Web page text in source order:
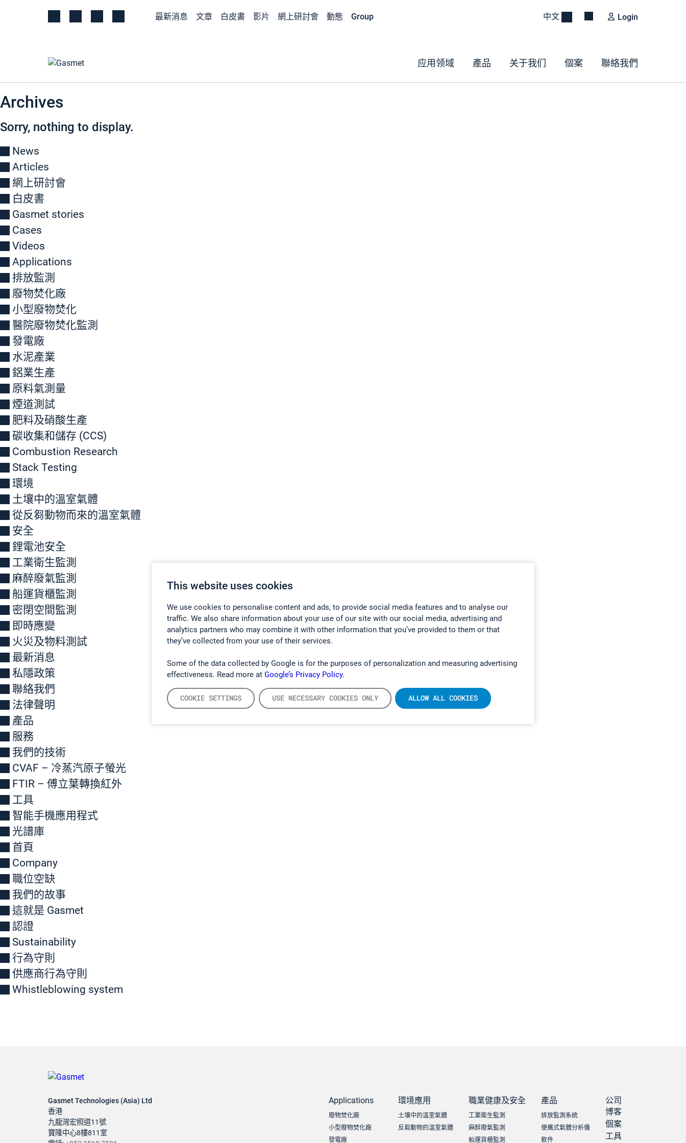
This website uses cookies
We use cookies to personalise content and ads, to provide social media features and to analyse our
traffic. We also share information about your use of our site with our social media, advertising and
analytics partners who may combine it with other information that you’ve provided to them or that
they’ve collected from your use of their services.
Some of the data collected by Google is for the purposes of personalization and measuring advertising
effectiveness. Read more at Google’s Privacy Policy.
COOKIE SETTINGS USE NECESSARY COOKIES ONLY ALLOW ALL COOKIES
最新消息 文章 白皮書 影片 網上研討會 動態 Group 中文 Login
应用领域 產品 关于我们 個案 聯絡我們
Archives
Sorry, nothing to display.
News
Articles
網上研討會
白皮書
Gasmet stories
Cases
Videos
Applications
排放監測
廢物焚化廠
小型廢物焚化
醫院廢物焚化監測
發電廠
水泥產業
鋁業生產
原料氣測量
煙道測試
肥料及硝酸生產
碳收集和儲存 (CCS)
Combustion Research
Stack Testing
環境
土壤中的溫室氣體
從反芻動物而來的溫室氣體
安全
鋰電池安全
工業衛生監測
麻醉廢氣監測
船運貨櫃監測
密閉空間監測
即時應變
火災及物料測試
最新消息
私隱政策
聯絡我們
法律聲明
產品
服務
我們的技術
CVAF – 冷蒸汽原子螢光
FTIR – 傅立葉轉換紅外
工具
智能手機應用程式
光譜庫
首頁
Company
職位空缺
我們的故事
這就是 Gasmet
認證
Sustainability
行為守則
供應商行為守則
Whistleblowing system
Gasmet Technologies (Asia) Ltd
香港
九龍灣宏照道11號
寶隆中心8樓811室
Applications
廢物焚化廠
小型廢物焚化廠
發電廠
環境應用
土壤中的溫室氣體
反芻動物的溫室氣體
職業健康及安全
工業衛生監測
麻醉廢氣監測
船運貨櫃監測
產品
排放監測系統
便攜式氣體分析儀
軟件
公司
博客
個案
工具